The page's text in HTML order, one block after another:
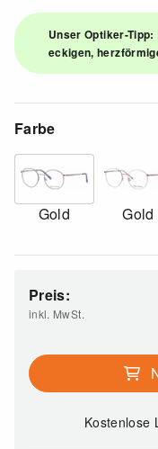
Unser Optiker-Tipp:
eckigen,
Farbe
Gold Gold
Preis:
inkl. MwSt.
Kostenlose